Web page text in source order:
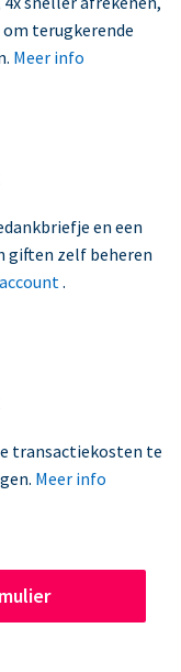
terugkerende
Meer info
en een
giften zelf beheren
.
transactiekosten te
Meer info